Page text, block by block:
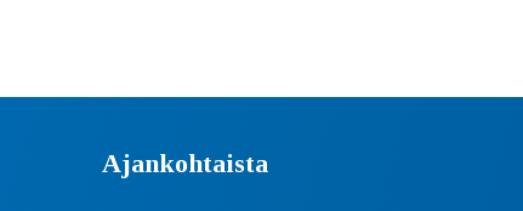
Ajankohtaista